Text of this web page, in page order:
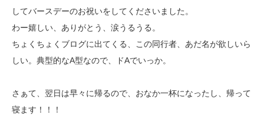
してバースデーのお祝いをしてくださいました。
わー嬉しい、ありがとう、涙うるうる。
ちょくちょくブログに出てくる、この同行者、あだ名が欲しいら
しい。典型的なA型なので、ドAでいっか。
さぁて、翌日は早々に帰るので、おなか一杯になったし、帰って
寝ます！！！